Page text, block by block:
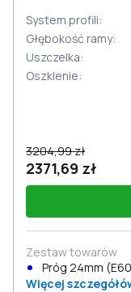
System profili:
Głębokość ramy:
Uszczelka:
Oszklenie:
3204,99 zł
2371,69 zł
Zestaw towarów
Próg 24mm
Więcej